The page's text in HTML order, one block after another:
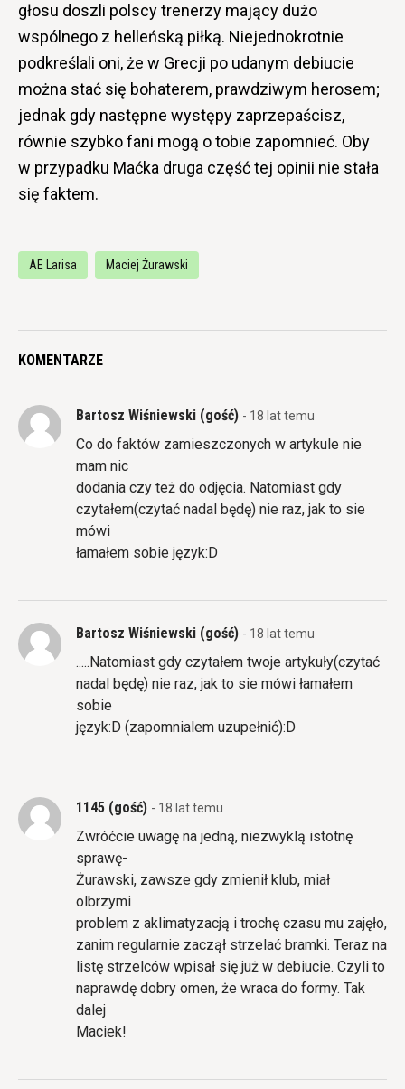
głosu doszli polscy trenerzy mający dużo
wspólnego z helleńską piłką. Niejednokrotnie
podkreślali oni, że w Grecji po udanym debiucie
można stać się bohaterem, prawdziwym herosem;
jednak gdy następne występy zaprzepaścisz,
równie szybko fani mogą o tobie zapomnieć. Oby
w przypadku Maćka druga część tej opinii nie stała
się faktem.
AE Larisa Maciej Żurawski
KOMENTARZE
Bartosz Wiśniewski (gość) - 18 lat temu
Co do faktów zamieszczonych w artykule nie
mam nic
dodania czy też do odjęcia. Natomiast gdy
czytałem(czytać nadal będę) nie raz, jak to sie
mówi
łamałem sobie język:D
Bartosz Wiśniewski (gość) - 18 lat temu
.....Natomiast gdy czytałem twoje artykuły(czytać
nadal będę) nie raz, jak to sie mówi łamałem
sobie
język:D (zapomnialem uzupełnić):D
1145 (gość) - 18 lat temu
Zwróćcie uwagę na jedną, niezwyklą istotnę
sprawę-
Żurawski, zawsze gdy zmienił klub, miał
olbrzymi
problem z aklimatyzacją i trochę czasu mu zajęło,
zanim regularnie zaczął strzelać bramki. Teraz na
listę strzelców wpisał się już w debiucie. Czyli to
naprawdę dobry omen, że wraca do formy. Tak
dalej
Maciek!